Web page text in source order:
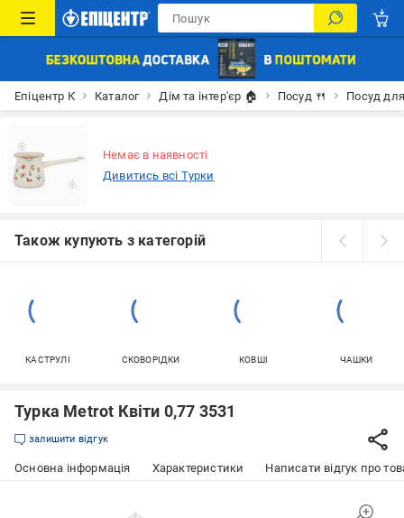
Епіцентр К Каталог Дім та інтер'єр 🏠 Посуд 🍴 Посуд
Немає в наявності
Дивитись всі Турки
Також купують з категорій
КАСТРУЛІ СКОВОРІДКИ КОВШІ ЧАШКИ
Турка Metrot Квіти 0,77 3531
залишити відгук
Основна інформація Характеристики Написати відгук про